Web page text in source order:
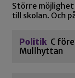
Större
till skolan. Och
Politik C
Mullhyttan